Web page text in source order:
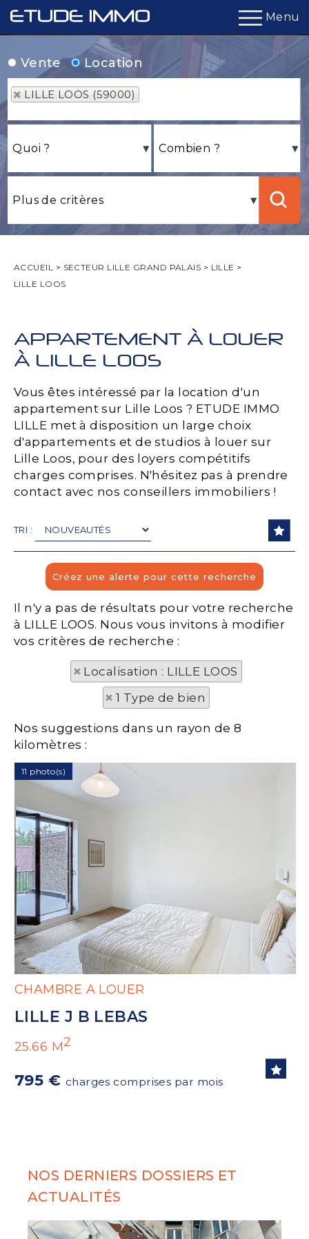
Menu
Vente Location
LILLE LOOS (59000)
ACCUEIL > SECTEUR LILLE GRAND PALAIS > LILLE >
LILLE LOOS
APPARTEMENT À LOUER
À LILLE LOOS
Vous êtes intéressé par la location d'un
appartement sur Lille Loos ? ETUDE IMMO
LILLE met à disposition un large choix
d'appartements et de studios à louer sur
Lille Loos, pour des loyers compétitifs
charges comprises. N'hésitez pas à prendre
contact avec nos conseillers immobiliers !
TRI :
Il n'y a pas de résultats pour votre recherche
à LILLE LOOS. Nous vous invitons à modifier
vos critères de recherche :
Localisation : LILLE LOOS
1 Type de bien
Nos suggestions dans un rayon de 8
kilomètres :
11 photo(s)
795 € charges comprises par mois
CHAMBRE A LOUER
LILLE J B LEBAS
25.66 M2
NOS DERNIERS DOSSIERS ET
ACTUALITÉS